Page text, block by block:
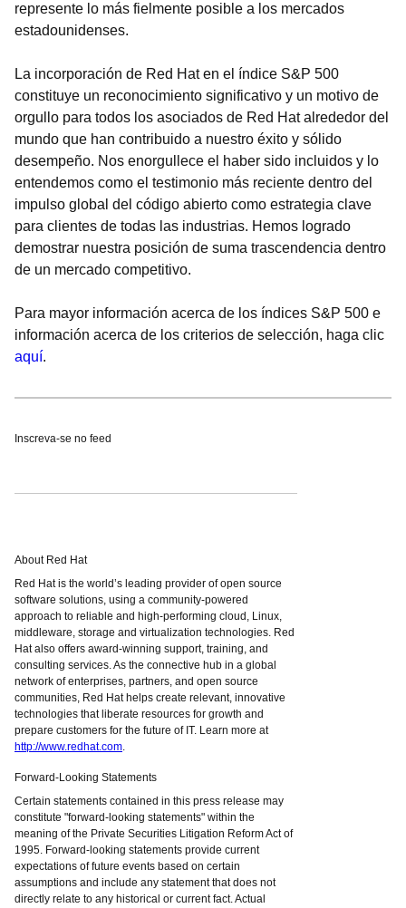
represente lo más fielmente posible a los mercados
estadounidenses.
La incorporación de Red Hat en el índice S&P 500
constituye un reconocimiento significativo y un motivo de
orgullo para todos los asociados de Red Hat alrededor del
mundo que han contribuido a nuestro éxito y sólido
desempeño. Nos enorgullece el haber sido incluidos y lo
entendemos como el testimonio más reciente dentro del
impulso global del código abierto como estrategia clave
para clientes de todas las industrias. Hemos logrado
demostrar nuestra posición de suma trascendencia dentro
de un mercado competitivo.
Para mayor información acerca de los índices S&P 500 e
información acerca de los criterios de selección, haga clic
aquí.
Inscreva-se no feed
About Red Hat
Red Hat is the world’s leading provider of open source
software solutions, using a community-powered
approach to reliable and high-performing cloud, Linux,
middleware, storage and virtualization technologies. Red
Hat also offers award-winning support, training, and
consulting services. As the connective hub in a global
network of enterprises, partners, and open source
communities, Red Hat helps create relevant, innovative
technologies that liberate resources for growth and
prepare customers for the future of IT. Learn more at
http://www.redhat.com.
Forward-Looking Statements
Certain statements contained in this press release may
constitute "forward-looking statements" within the
meaning of the Private Securities Litigation Reform Act of
1995. Forward-looking statements provide current
expectations of future events based on certain
assumptions and include any statement that does not
directly relate to any historical or current fact. Actual